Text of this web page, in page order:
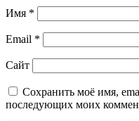
Имя *
Email *
Сайт
Сохранить моё имя,
последующих моих